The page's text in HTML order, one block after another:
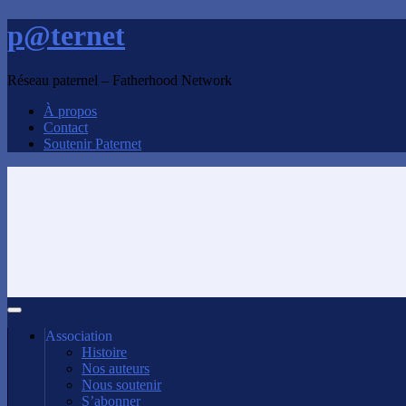
p@ternet
Réseau paternel – Fatherhood Network
À propos
Contact
Soutenir Paternet
Association
Histoire
Nos auteurs
Nous soutenir
S’abonner